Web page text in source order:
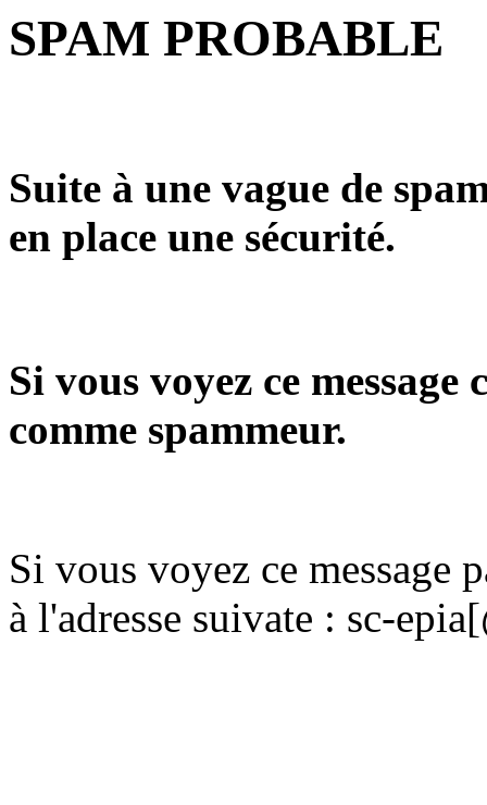
SPAM PROBABLE
Suite à une vague de
en place une sécurité.
Si vous voyez ce message
comme spammeur.
Si vous voyez ce message
à l'adresse suivate : sc-